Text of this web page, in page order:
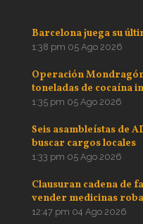
Barcelona juega su
1:38 pm 05 Ago 2026
Operación
toneladas de cocaína
1:35 pm 05 Ago 2026
Seis asambleístas de
buscar cargos locales
1:33 pm 05 Ago 2026
Clausuran cadena de
vender medicinas
12:47 pm 04 Ago 2026